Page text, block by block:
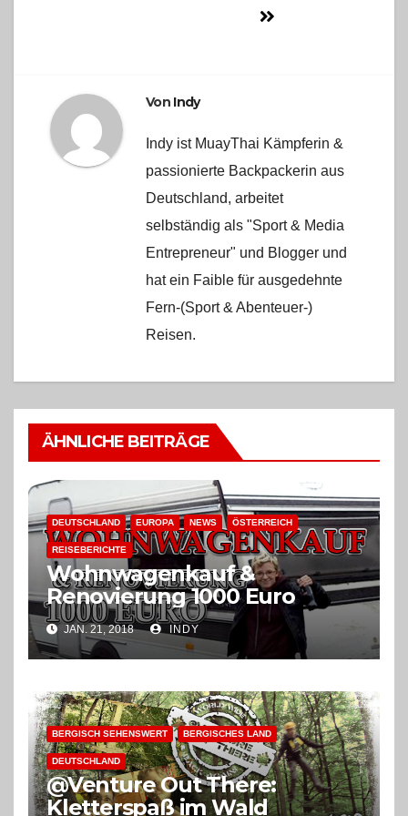
Von Indy
Indy ist MuayThai Kämpferin &
passionierte Backpackerin aus
Deutschland, arbeitet
selbständig als "Sport & Media
Entrepreneur" und Blogger und
hat ein Faible für ausgedehnte
Fern-(Sport & Abenteuer-)
Reisen.
ÄHNLICHE BEITRÄGE
DEUTSCHLAND EUROPA NEWS ÖSTERREICH
REISEBERICHTE
Wohnwagenkauf &
Renovierung 1000 Euro
JAN. 21, 2018 INDY
BERGISCH SEHENSWERT BERGISCHES LAND
DEUTSCHLAND
@Venture Out There:
Kletterspaß im Wald